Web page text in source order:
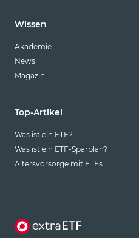
Wissen
Akademie
News
Magazin
Top-Artikel
Was ist ein ETF?
Was ist ein ETF-Sparplan?
Altersvorsorge mit ETFs